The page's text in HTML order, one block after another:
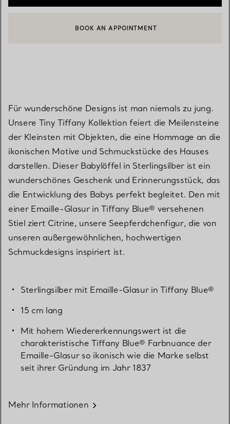
EINEN KUNDENBERATER KONTAKTIEREN ODER EINEN
BOOK AN APPOINTMENT
Für wunderschöne Designs ist man niemals zu jung.
Unsere Tiny Tiffany Kollektion feiert die Meilensteine
der Kleinsten mit Objekten, die eine Hommage an die
ikonischen Motive und Schmuckstücke des Hauses
darstellen. Dieser Babylöffel in Sterlingsilber ist ein
wunderschönes Geschenk und Erinnerungsstück, das
die Entwicklung des Babys perfekt begleitet. Den mit
einer Emaille-Glasur in Tiffany Blue® versehenen
Stiel ziert Citrine, unsere Seepferdchenfigur, die von
unseren außergewöhnlichen, hochwertigen
Schmuckdesigns inspiriert ist.
Sterlingsilber mit Emaille-Glasur in Tiffany Blue®
15 cm lang
Mit hohem Wiedererkennungswert ist die
charakteristische Tiffany Blue® Farbnuance der
Emaille-Glasur so ikonisch wie die Marke selbst
seit ihrer Gründung im Jahr 1837
Mehr Informationen